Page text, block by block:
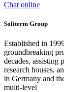
Chat online
Soliterm Group
Established in
groundbreaking
decades, assisting
research houses,
in Germany and
multi-level